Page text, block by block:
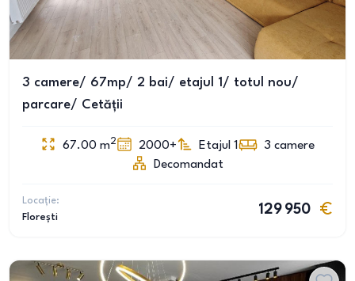
3 camere/ 67mp/ 2 bai/ etajul 1/ totul nou/
parcare/ Cetății
67.00 m2 2000+ Etajul 1 3 camere
Decomandat
Locație:
Florești
129 950